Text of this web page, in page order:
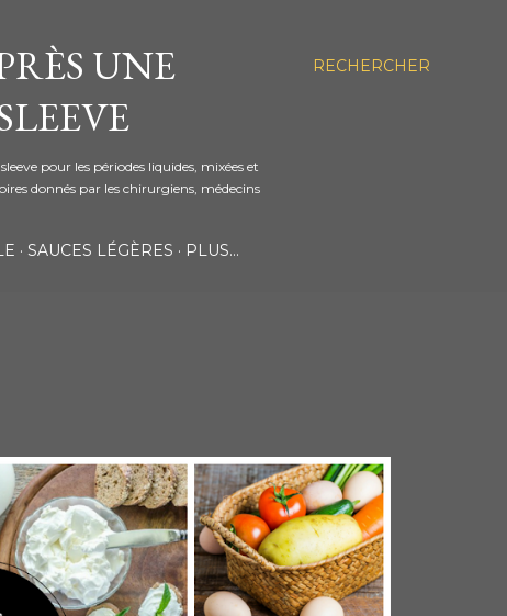
RECHERCHER
UNE
pour les périodes liquides, mixées et
donnés par les chirurgiens, médecins
SAUCES LÉGÈRES PLUS…